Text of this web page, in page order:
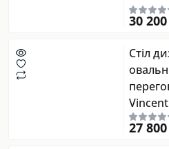
30
Стіл
Vincent
27